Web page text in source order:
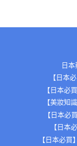
日
【日本
【日本必
【美妝知
【日本必
【日本
【日本必